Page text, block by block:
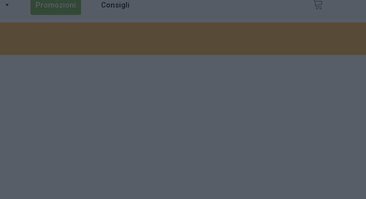
Promozioni Consigli